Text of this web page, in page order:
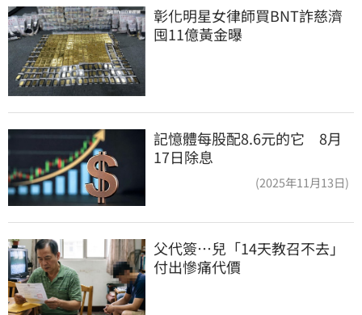
彰化明星女律師買BNT詐慈濟
囤11億黃金曝
記憶體每股配8.6元的它 8月
17日除息
(2025年11月13日)
父代簽…兒「14天教召不去」
付出慘痛代價